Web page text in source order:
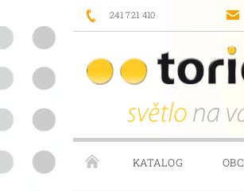
241 721 410
KATALOG